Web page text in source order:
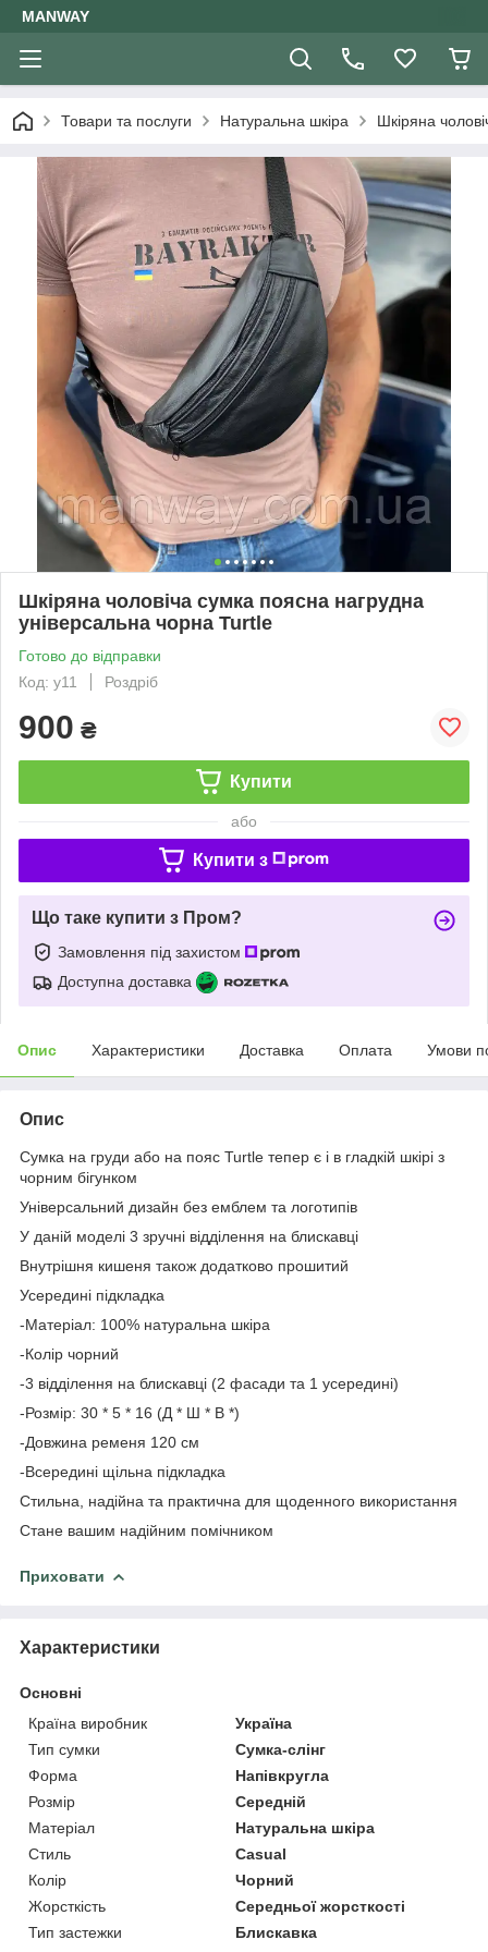
MANWAY
Товари та послуги Натуральна шкіра Шкіряна
Шкіряна чоловіча сумка поясна нагрудна
універсальна чорна Turtle
Готово до відправки
Код: y11
Роздріб
900 ₴
Купити
або
Купити з
Що таке купити з Пром?
Замовлення під захистом
Доступна доставка
Опис Характеристики Доставка Оплата Умови
Опис
Сумка на груди або на пояс Turtle тепер є і в гладкій шкірі з
чорним бігунком
Універсальний дизайн без емблем та логотипів
У даній моделі 3 зручні відділення на блискавці
Внутрішня кишеня також додатково прошитий
Усередині підкладка
-Матеріал: 100% натуральна шкіра
-Колір чорний
-3 відділення на блискавці (2 фасади та 1 усередині)
-Розмір: 30 * 5 * 16 (Д * Ш * В *)
-Довжина ременя 120 см
-Всередині щільна підкладка
Стильна, надійна та практична для щоденного використання
Стане вашим надійним помічником
Приховати
Характеристики
Основні
Країна виробник
Україна
Тип сумки
Сумка-слінг
Форма
Напівкругла
Розмір
Середній
Матеріал
Натуральна шкіра
Стиль
Casual
Колір
Чорний
Жорсткість
Середньої жорсткості
Тип застежки
Блискавка